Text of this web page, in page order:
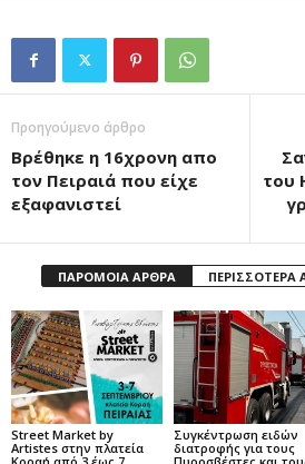
Προηγούμενο άρθρο
Βρέθηκε η 16χρονη απο
τον Πειραιά που είχε
εξαφανιστεί
του
ΠΑΡΟΜΟΙΑ ΑΡΘΡΑ
Street Market by
Artistes στην πλατεία
Συγκέντρωση ειδών
διατροφής για τους